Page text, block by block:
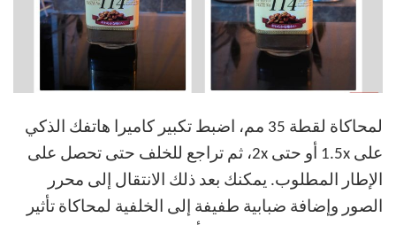
لمحاكاة لقطة 35 مم، اضبط تكبير كاميرا هاتفك الذكي
على 1.5x أو حتى 2x، ثم تراجع للخلف حتى تحصل على
الإطار المطلوب. يمكنك بعد ذلك الانتقال إلى محرر
الصور وإضافة ضبابية طفيفة إلى الخلفية لمحاكاة تأثير